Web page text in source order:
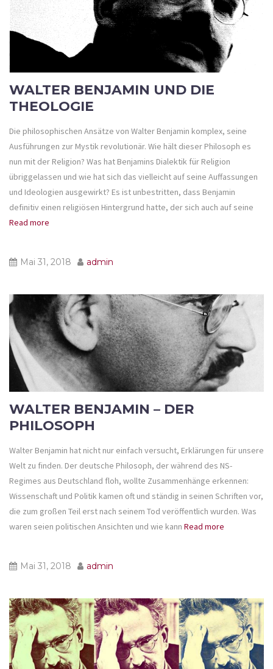
WALTER BENJAMIN UND DIE
THEOLOGIE
Die philosophischen Ansätze von Walter Benjamin komplex, seine
Ausführungen zur Mystik revolutionär. Wie hält dieser Philosoph es
nun mit der Religion? Was hat Benjamins Dialektik für Religion
übriggelassen und wie hat sich das vielleicht auf seine Auffassungen
und Ideologien ausgewirkt? Es ist unbestritten, dass Benjamin
definitiv einen religiösen Hintergrund hatte, der sich auch auf seine
Read more
Mai 31, 2018 admin
WALTER BENJAMIN – DER
PHILOSOPH
Walter Benjamin hat nicht nur einfach versucht, Erklärungen für unsere
Welt zu finden. Der deutsche Philosoph, der während des NS-
Regimes aus Deutschland floh, wollte Zusammenhänge erkennen:
Wissenschaft und Politik kamen oft und ständig in seinen Schriften vor,
die zum großen Teil erst nach seinem Tod veröffentlich wurden. Was
waren seien politischen Ansichten und wie kann Read more
Mai 31, 2018 admin